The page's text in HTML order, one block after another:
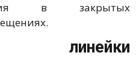
в закрытых
линейки